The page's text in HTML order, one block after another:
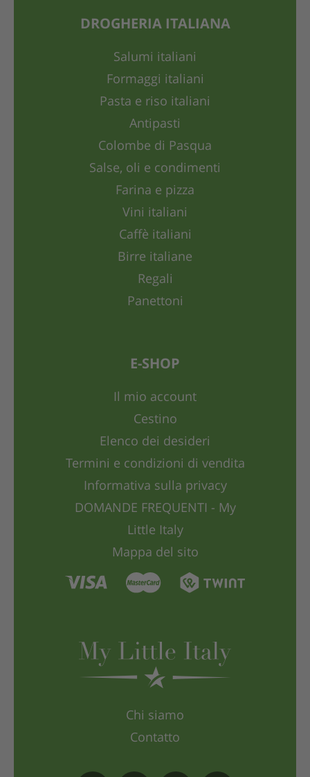
DROGHERIA ITALIANA
Salumi italiani
Formaggi italiani
Pasta e riso italiani
Antipasti
Colombe di Pasqua
Salse, oli e condimenti
Farina e pizza
Vini italiani
Caffè italiani
Birre italiane
Regali
Panettoni
E-SHOP
Il mio account
Cestino
Elenco dei desideri
Termini e condizioni di vendita
Informativa sulla privacy
DOMANDE FREQUENTI - My
Little Italy
Mappa del sito
Chi siamo
Contatto